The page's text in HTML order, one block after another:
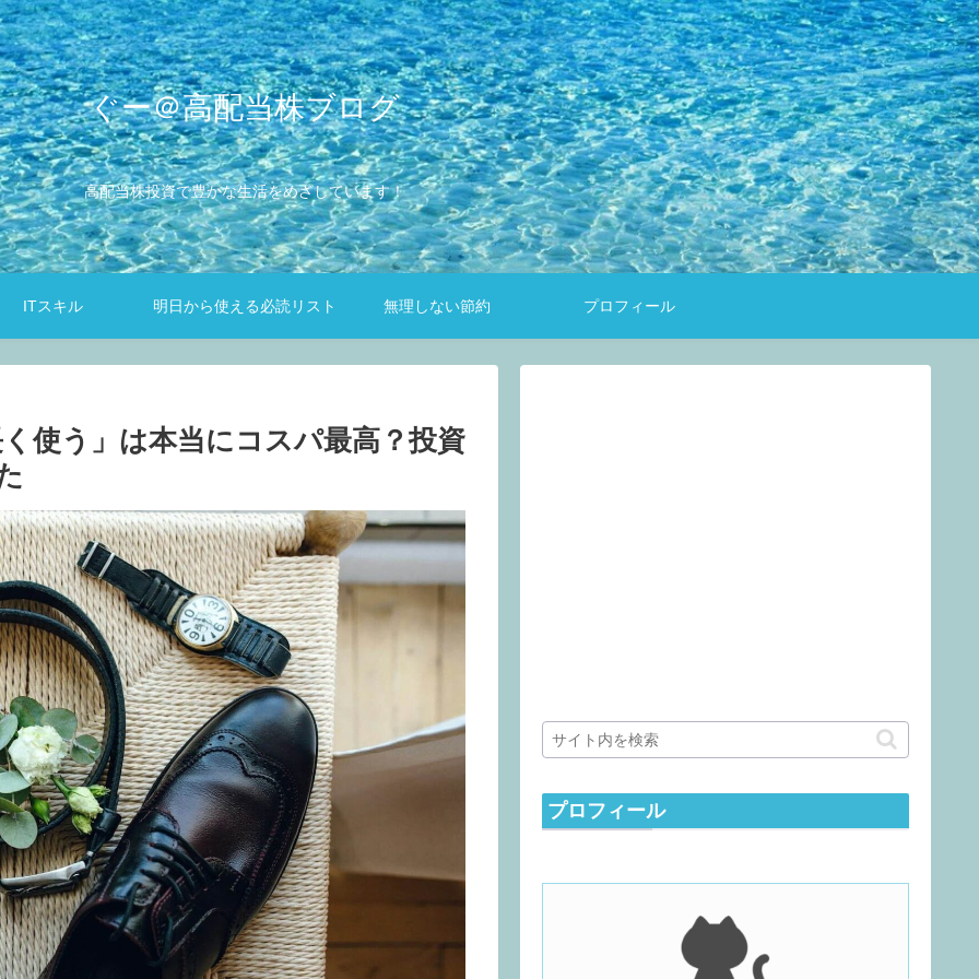
ぐー＠高配当株ブログ
高配当株投資で豊かな生活をめざしています！
ITスキル 明日から使える必読リスト 無理しない節約 プロフィール
使う」は本当にコスパ最高？投資
プロフィール